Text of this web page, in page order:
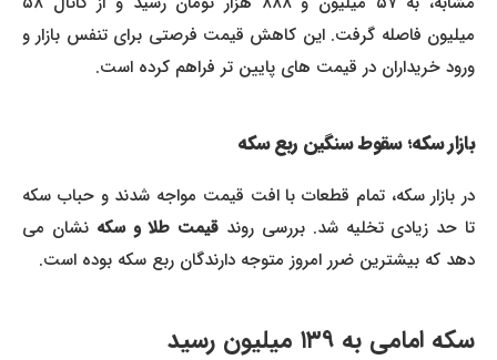
میلیون فاصله گرفت. این کاهش قیمت فرصتی برای تنفس بازار و
ورود خریداران در قیمت های پایین تر فراهم کرده است.
بازار سکه؛ سقوط سنگین ربع سکه
در بازار سکه، تمام قطعات با افت قیمت مواجه شدند و حباب سکه
تا حد زیادی تخلیه شد. بررسی روندقیمت طلا و سکهنشان می
دهد که بیشترین ضرر امروز متوجه دارندگان ربع سکه بوده است.
سکه امامی به ۱۳۹ میلیون رسید